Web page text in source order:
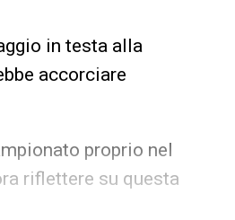
in testa alla
accorciare
proprio nel
riflettere su questa